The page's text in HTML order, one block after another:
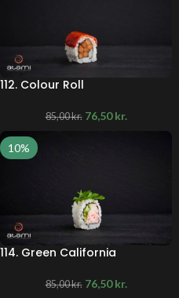
112. Colour Roll
85,00kr. 76,50kr.
10%
114. Green California
85,00kr. 76,50kr.